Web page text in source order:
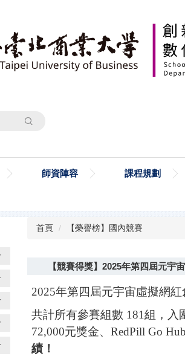
搜尋
師資陣容 課程規劃
首頁 【榮譽榜】國內競賽
【競賽得獎】2025年第四屆元宇
2025年第四屆元宇宙虛擬網
共計所有參賽組數 181組，入
72,000元獎金、RedPill Go
績！